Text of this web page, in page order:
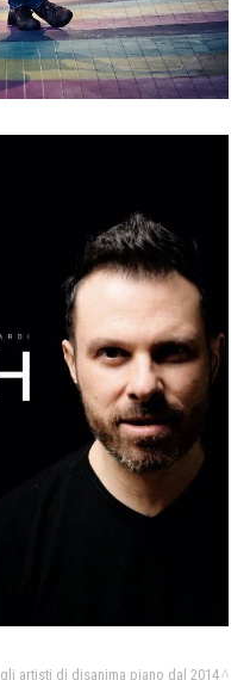
gli artisti di disanima piano dal 2014